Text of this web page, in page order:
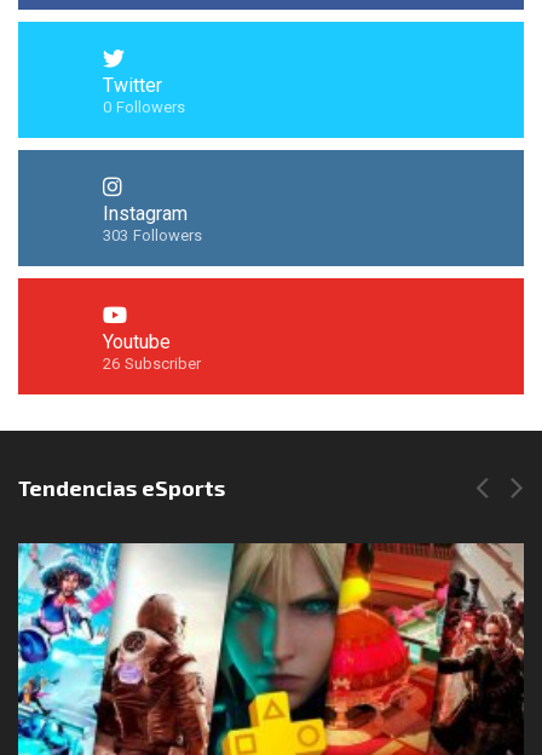
Twitter
0 Followers
Instagram
303 Followers
Youtube
26 Subscriber
Síguenos en Instagram
Tendencias eSports